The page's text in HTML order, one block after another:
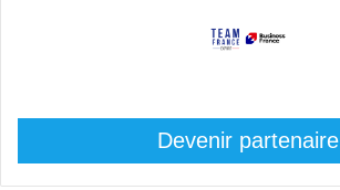
Devenir partenaire